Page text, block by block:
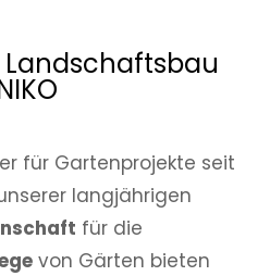
für Gartenprojekte seit
langjährigen
für die
von Gärten bieten